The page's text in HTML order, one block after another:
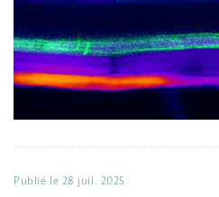
Publié le 28 juil. 2025